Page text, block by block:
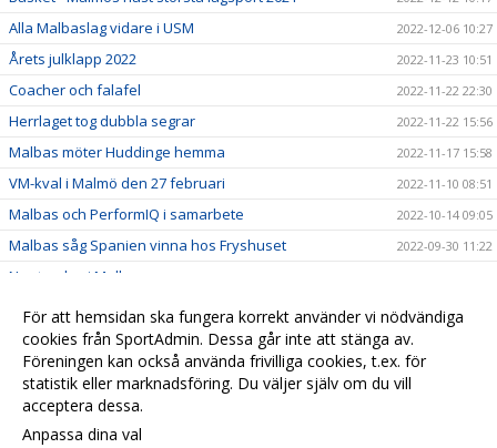
Alla Malbaslag vidare i USM 2022-12-06 10:27
Årets julklapp 2022 2022-11-23 10:51
Coacher och falafel 2022-11-22 22:30
Herrlaget tog dubbla segrar 2022-11-22 15:56
Malbas möter Huddinge hemma 2022-11-17 15:58
VM-kval i Malmö den 27 februari 2022-11-10 08:51
Malbas och PerformIQ i samarbete 2022-10-14 09:05
Malbas såg Spanien vinna hos Fryshuset 2022-09-30 11:22
Ny styrelse i Malbas
Scandic ny partner till Malbas
2022-09-23 11:19
Lorem ipsum 2020-12-11 15:11
För att hemsidan ska fungera korrekt använder vi nödvändiga
cookies från SportAdmin. Dessa går inte att stänga av.
Föreningen kan också använda frivilliga cookies, t.ex. för
statistik eller marknadsföring. Du väljer själv om du vill
acceptera dessa.
Anpassa dina val